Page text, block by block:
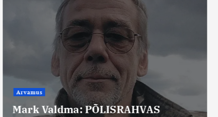
Mario Maripuu: On hakatud aru
saama, et teadus ja terve
talupojamõistus võivad koos anda
eluterve maailmakäsitluse.